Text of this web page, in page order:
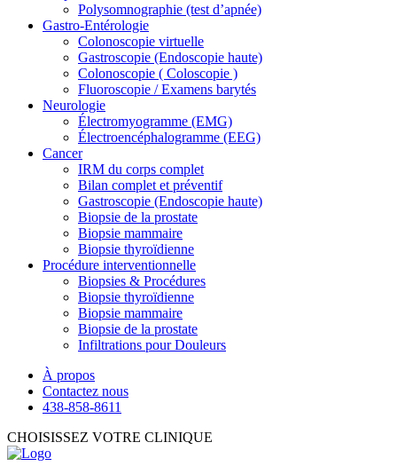
Polysomnographie (test d’apnée)
Gastro-Entérologie
Colonoscopie virtuelle
Gastroscopie (Endoscopie haute)
Colonoscopie ( Coloscopie )
Fluoroscopie / Examens barytés
Neurologie
Électromyogramme (EMG)
Électroencéphalogramme (EEG)
Cancer
IRM du corps complet
Bilan complet et préventif
Gastroscopie (Endoscopie haute)
Biopsie de la prostate
Biopsie mammaire
Biopsie thyroïdienne
Procédure interventionnelle
Biopsies & Procédures
Biopsie thyroïdienne
Biopsie mammaire
Biopsie de la prostate
Infiltrations pour Douleurs
À propos
Contactez nous
438-858-8611
CHOISISSEZ VOTRE CLINIQUE